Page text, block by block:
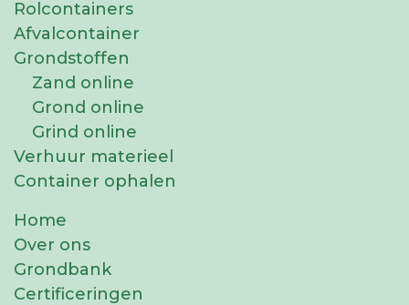
Rolcontainers
Afvalcontainer
Grondstoffen
Zand online
Grond online
Grind online
Verhuur materieel
Container ophalen
Home
Over ons
Grondbank
Certificeringen